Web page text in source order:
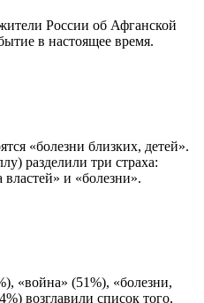
России об Афганской
в настоящее время.
«болезни близких, детей».
разделили три страха:
и «болезни».
«война» (51%), «болезни,
возглавили список того,